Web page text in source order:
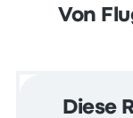
Von
Diese